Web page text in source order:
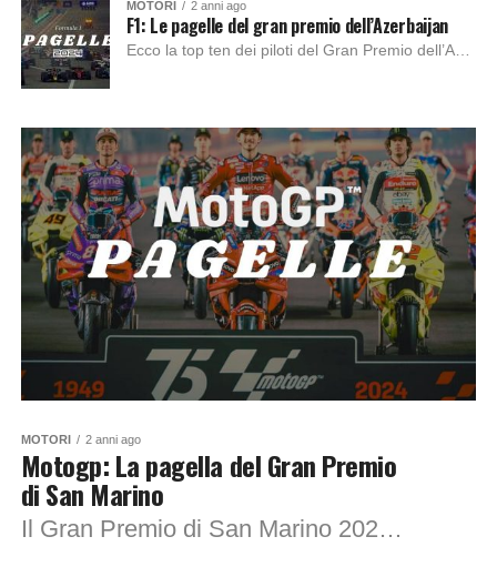
MOTORI 2 anni ago
F1: Le pagelle del gran premio dell’Azerbaijan
Ecco la top ten dei piloti del Gran Premio dell’Azerbaijan Oscar Piastri, voto 10 e lode Il piede è pesantissimo e il pensiero altrettanto veloce e...
MOTORI 2 anni ago
Motogp: La pagella del Gran Premio
di San Marino
Il Gran Premio di San Marino 2024, tenutosi sul leggendario circuito di Misano, ha regalato agli appassionati di MotoGP un weekend di emozioni forti e colpi...